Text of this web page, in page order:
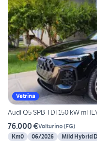
Vetrina
Audi Q5 SPB TDI 150 kW
76.000 €Volturino(FG)
Km0
06/2026 Mild Hybrid